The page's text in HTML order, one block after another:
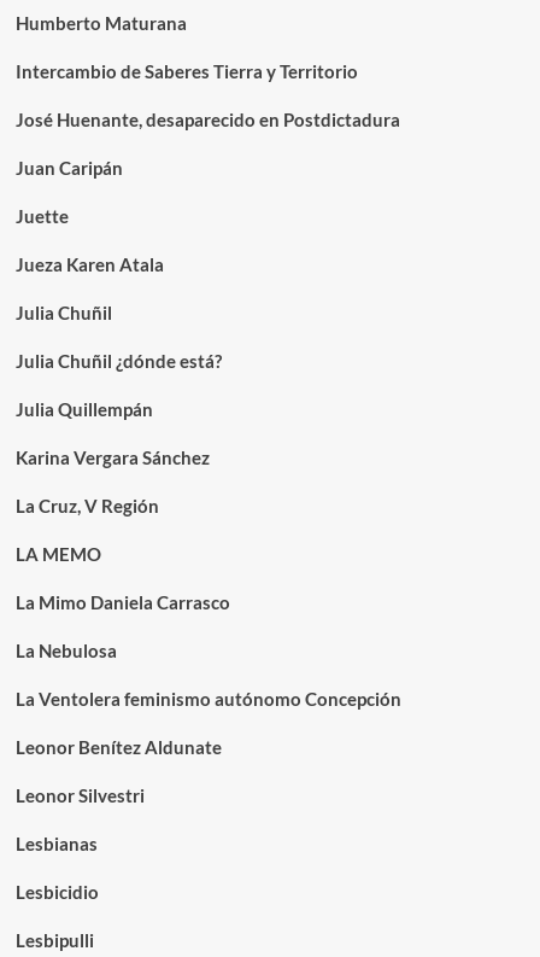
Humberto Maturana
Intercambio de Saberes Tierra y Territorio
José Huenante, desaparecido en Postdictadura
Juan Caripán
Juette
Jueza Karen Atala
Julia Chuñil
Julia Chuñil ¿dónde está?
Julia Quillempán
Karina Vergara Sánchez
La Cruz, V Región
LA MEMO
La Mimo Daniela Carrasco
La Nebulosa
La Ventolera feminismo autónomo Concepción
Leonor Benítez Aldunate
Leonor Silvestri
Lesbianas
Lesbicidio
Lesbipulli